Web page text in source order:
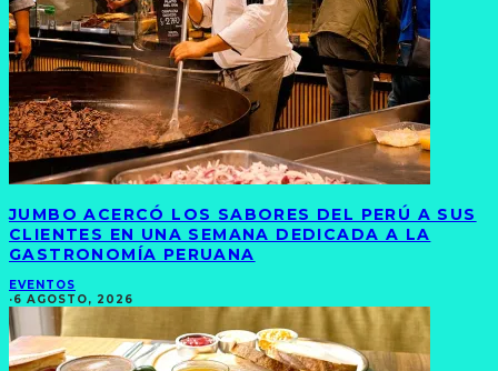
JUMBO ACERCÓ LOS SABORES DEL PERÚ A SUS
CLIENTES EN UNA SEMANA DEDICADA A LA
GASTRONOMÍA PERUANA
EVENTOS
·6 AGOSTO, 2026